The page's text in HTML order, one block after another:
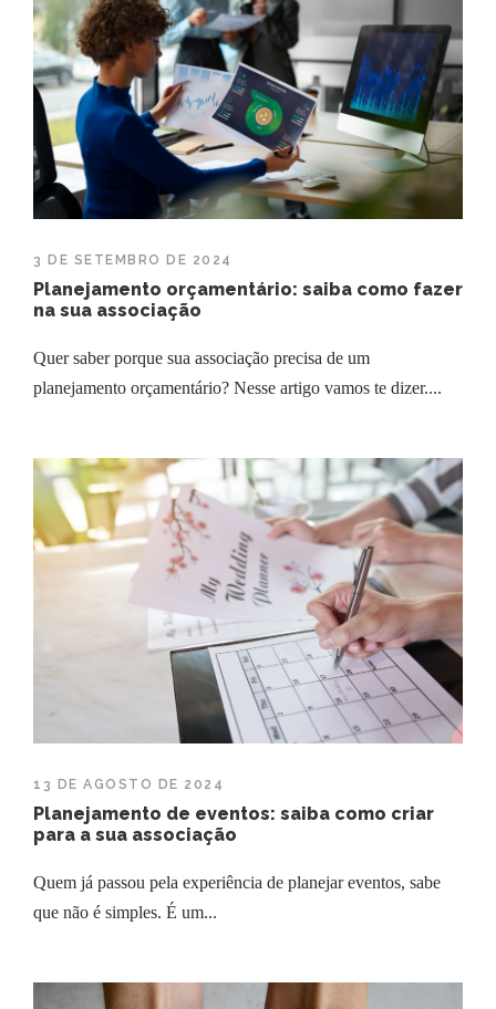
3 DE SETEMBRO DE 2024
Planejamento orçamentário: saiba como fazer
na sua associação
Quer saber porque sua associação precisa de um
planejamento orçamentário? Nesse artigo vamos te dizer....
13 DE AGOSTO DE 2024
Planejamento de eventos: saiba como criar
para a sua associação
Quem já passou pela experiência de planejar eventos, sabe
que não é simples. É um...